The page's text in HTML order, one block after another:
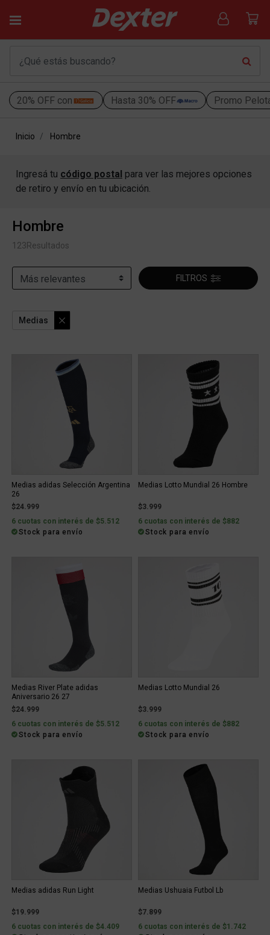
20% OFF con Hasta 30% OFF Promo
Inicio Hombre
Ingresá tu código postal para ver las mejores opciones
de retiro y envío en tu ubicación.
Hombre
123Resultados
FILTROS
Medias
Medias adidas Selección Argentina
26
$24.999
6 cuotas con interés de $5.512
Stock para envío
Medias Lotto Mundial 26 Hombre
$3.999
6 cuotas con interés de $882
Stock para envío
Medias River Plate adidas
Aniversario 26 27
$24.999
6 cuotas con interés de $5.512
Stock para envío
Medias Lotto Mundial 26
$3.999
6 cuotas con interés de $882
Stock para envío
Medias adidas Run Light
$19.999
6 cuotas con interés de $4.409
Medias Ushuaia Futbol Lb
$7.899
6 cuotas con interés de $1.742